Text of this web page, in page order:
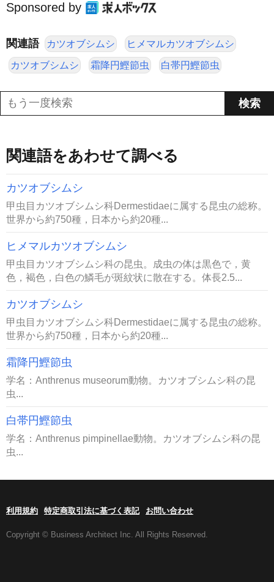
Sponsored by
関連語 カツオブシムシ ヒメマルカツオブシムシ
カツオブシムシ 霜降円鰹節虫 白帯円鰹節虫
関連語をあわせて調べる
カツオブシムシ
甲虫目カツオブシムシ科Dermestidaeに属する昆虫の総称。
世界から約750種，日本から約20種...
ヒメマルカツオブシムシ
甲虫目カツオブシムシ科の昆虫。成虫の体は黒色で，黄
色，褐色，白色の鱗毛が斑紋状に散在する。体長2.5...
カツオブシムシ
甲虫目カツオブシムシ科Dermestidaeに属する昆虫の総称。
世界から約750種，日本から約20種...
霜降円鰹節虫
学名：Anthrenus museorum動物。カツオブシムシ科の昆
虫...
白帯円鰹節虫
学名：Anthrenus pimpinellae動物。カツオブシムシ科の昆
虫...
利用規約 特定商取引法に基づく表記 お問い合わせ
Copyright © Business Architect Inc. All Rights Reserved.